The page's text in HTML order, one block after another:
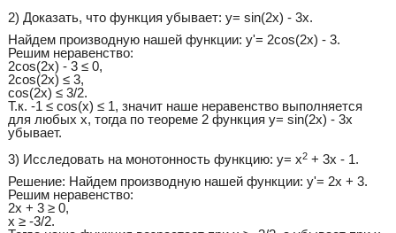
2) Доказать, что функция убывает: y= sin(2x) - 3x.
Найдем производную нашей функции: y'= 2cos(2x) - 3.
Решим неравенство:
2cos(2x) - 3 ≤ 0,
2cos(2x) ≤ 3,
cos(2x) ≤ 3/2.
Т.к. -1 ≤ cos(x) ≤ 1, значит наше неравенство выполняется
для любых x, тогда по теореме 2 функция y= sin(2x) - 3x
убывает.
3) Исследовать на монотонность функцию: y= x2+ 3x - 1.
Решение: Найдем производную нашей функции: y'= 2x + 3.
Решим неравенство:
2x + 3 ≥ 0,
x ≥ -3/2.